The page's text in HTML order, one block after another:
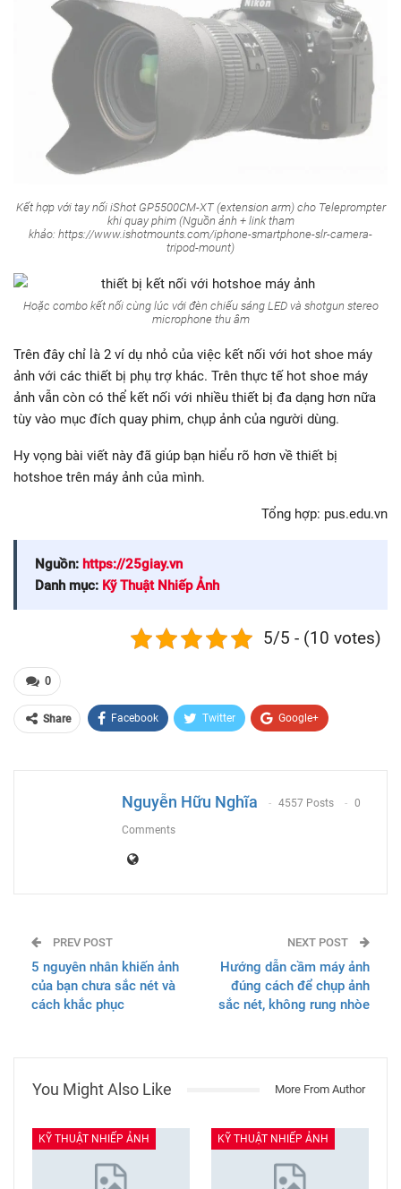
Kết hợp với tay nối iShot GP5500CM-XT (extension arm) cho Teleprompter
khi quay phim (Nguồn ảnh + link tham
khảo: https://www.ishotmounts.com/iphone-smartphone-slr-camera-
tripod-mount)
Hoặc combo kết nối cùng lúc với đèn chiếu sáng LED và shotgun stereo
microphone thu âm
Trên đây chỉ là 2 ví dụ nhỏ của việc kết nối với hot shoe máy
ảnh với các thiết bị phụ trợ khác. Trên thực tế hot shoe máy
ảnh vẫn còn có thể kết nối với nhiều thiết bị đa dạng hơn nữa
tùy vào mục đích quay phim, chụp ảnh của người dùng.
Hy vọng bài viết này đã giúp bạn hiểu rõ hơn về thiết bị
hotshoe trên máy ảnh của mình.
Tổng hợp: pus.edu.vn
Nguồn: https://25giay.vn
Danh mục: Kỹ Thuật Nhiếp Ảnh
5/5 - (10 votes)
0
Share Facebook Twitter Google+
Nguyễn Hữu Nghĩa 4557 Posts 0
Comments
PREV POST
5 nguyên nhân khiến ảnh
của bạn chưa sắc nét và
cách khắc phục
NEXT POST
Hướng dẫn cầm máy ảnh
đúng cách để chụp ảnh
sắc nét, không rung nhòe
You Might Also Like More From Author
KỸ THUẬT NHIẾP ẢNH KỸ THUẬT NHIẾP ẢNH